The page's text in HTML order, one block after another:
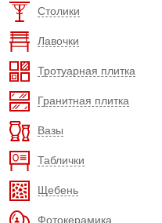
Столики
Лавочки
Тротуарная плитка
Гранитная плитка
Вазы
Таблички
Щебень
Фотокерамика